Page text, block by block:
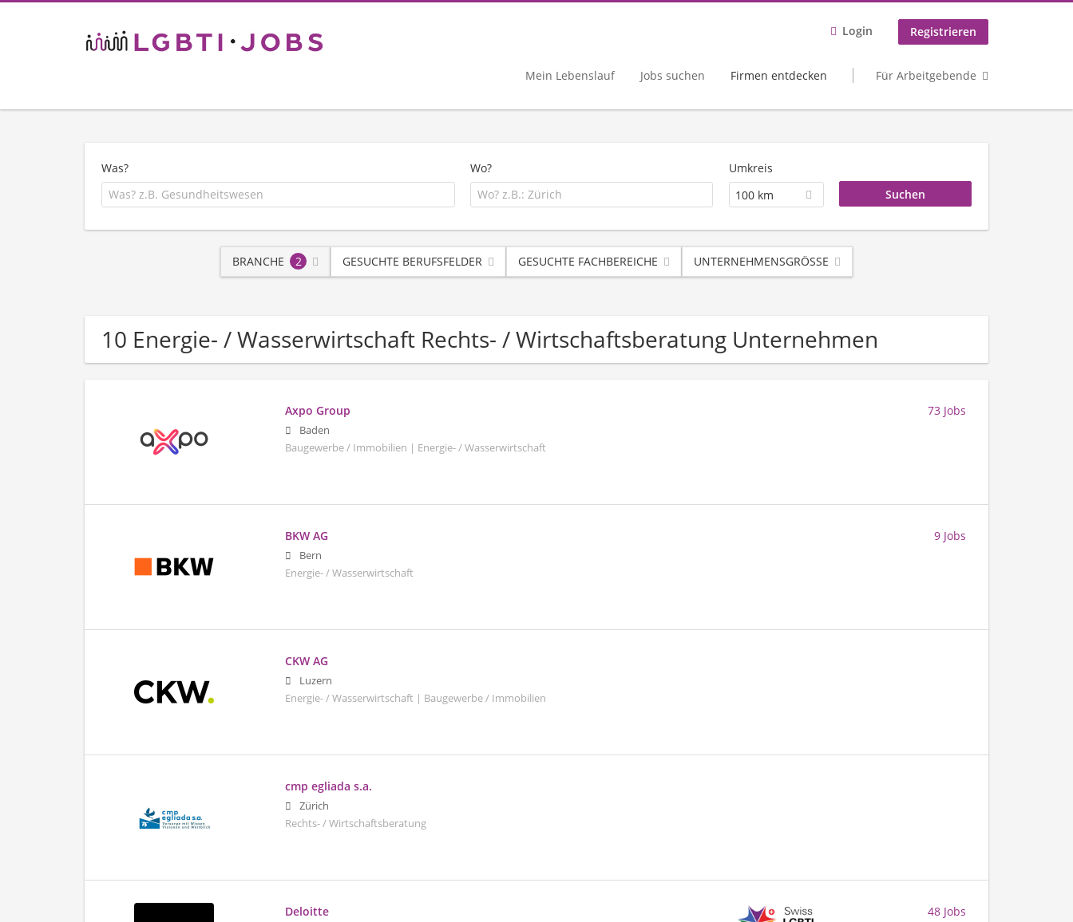
Login Registrieren
Mein Lebenslauf Jobs suchen Firmen entdecken Für Arbeitgebende
Was? Wo?
Umkreis
100 km
BRANCHE 2 GESUCHTE BERUFSFELDER GESUCHTE FACHBEREICHE UNTERNEHMENSGRÖSSE
10 Energie- / Wasserwirtschaft Rechts- / Wirtschaftsberatung Unternehmen
Axpo Group
Baden
Baugewerbe / Immobilien | Energie- / Wasserwirtschaft
73 Jobs
BKW AG
Bern
Energie- / Wasserwirtschaft
9 Jobs
CKW AG
Luzern
Energie- / Wasserwirtschaft | Baugewerbe / Immobilien
cmp egliada s.a.
Zürich
Rechts- / Wirtschaftsberatung
Deloitte 48 Jobs